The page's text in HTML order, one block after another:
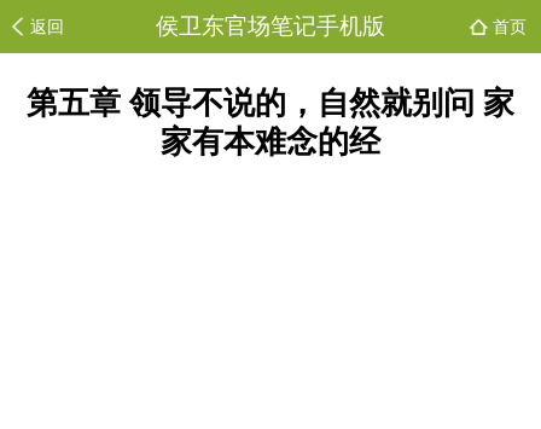
返回 侯卫东官场笔记手机版 首页
第五章 领导不说的，自然就别问 家
家有本难念的经